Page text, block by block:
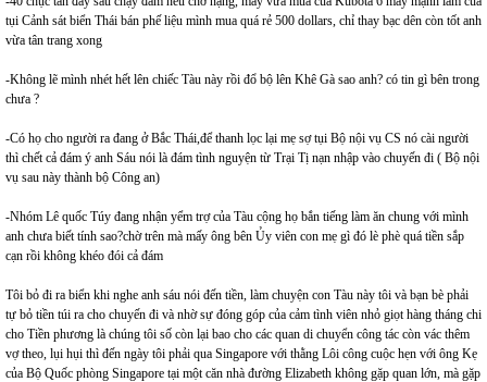
tụi Cảnh sát biển Thái bán phế liệu mình mua quá rẻ 500 dollars, chỉ thay bạc dên còn tốt anh
vừa tân trang xong
-Không lẽ mình nhét hết lên chiếc Tàu này rồi đổ bộ lên Khê Gà sao anh? có tin gì bên trong
chưa ?
-Có họ cho người ra đang ở Bắc Thái,để thanh lọc lại mẹ sợ tụi Bộ nội vụ CS nó cài người
thì chết cả đám ý anh Sáu nói là đám tình nguyện từ Trại Tị nạn nhập vào chuyến đi ( Bộ nội
vụ sau này thành bộ Công an)
-Nhóm Lê quốc Túy đang nhận yểm trợ của Tàu cộng họ bắn tiếng làm ăn chung với mình
anh chưa biết tính sao?chờ trên mà mấy ông bên Ủy viên con mẹ gì đó lè phè quá tiền sắp
cạn rồi không khéo đói cả đám
Tôi bỏ đi ra biển khi nghe anh sáu nói đến tiền, làm chuyện con Tàu này tôi và bạn bè phải
tự bỏ tiền túi ra cho chuyến đi và nhờ sự đóng góp của cảm tình viên nhỏ giọt hàng tháng chi
cho Tiền phương là chúng tôi số còn lại bao cho các quan di chuyển công tác còn vác thêm
vợ theo, lụi hụi thì đến ngày tôi phải qua Singapore với thằng Lôi công cuộc hẹn với ông Kẹ
của Bộ Quốc phòng Singapore tại một căn nhà đường Elizabeth không gặp quan lớn, mà gặp